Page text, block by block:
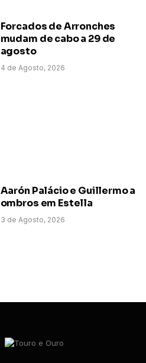
Forcados de Arronches
mudam de cabo a 29 de
agosto
4 de Agosto, 2026
Aarón Palácio e Guillermo a
ombros em Estella
3 de Agosto, 2026